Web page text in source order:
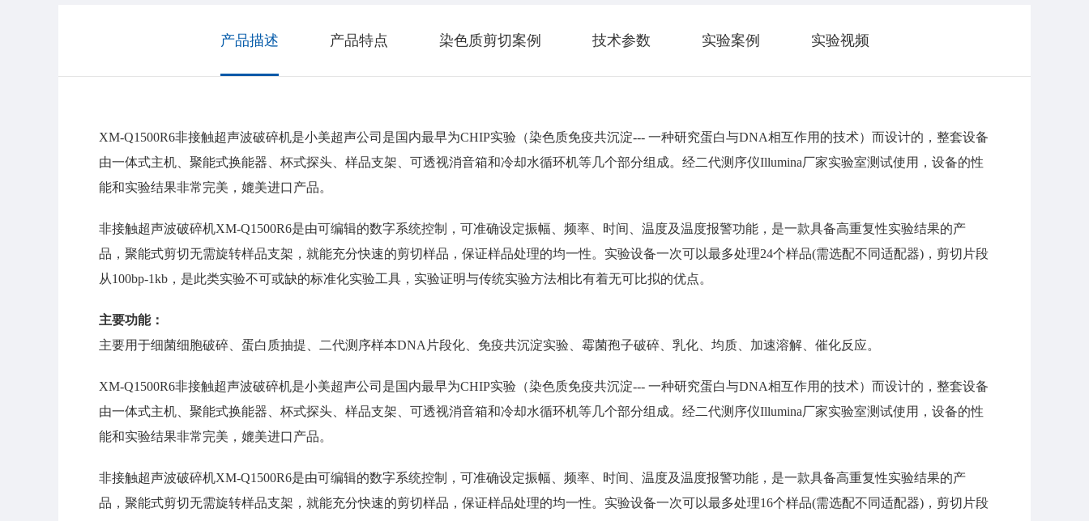
产品描述 产品特点 染色质剪切案例 技术参数 实验案例 实验视频
XM-Q1500R6非接触超声波破碎机是小美超声公司是国内最早为CHIP实验（染色质免疫共沉淀--- 一种研究蛋白与DNA相互作用的技术）而设计的，整套设备
由一体式主机、聚能式换能器、杯式探头、样品支架、可透视消音箱和冷却水循环机等几个部分组成。经二代测序仪Illumina厂家实验室测试使用，设备的性
能和实验结果非常完美，媲美进口产品。
非接触超声波破碎机XM-Q1500R6是由可编辑的数字系统控制，可准确设定振幅、频率、时间、温度及温度报警功能，是一款具备高重复性实验结果的产
品，聚能式剪切无需旋转样品支架，就能充分快速的剪切样品，保证样品处理的均一性。实验设备一次可以最多处理24个样品(需选配不同适配器)，剪切片段
从100bp-1kb，是此类实验不可或缺的标准化实验工具，实验证明与传统实验方法相比有着无可比拟的优点。
主要功能：
主要用于细菌细胞破碎、蛋白质抽提、二代测序样本DNA片段化、免疫共沉淀实验、霉菌孢子破碎、乳化、均质、加速溶解、催化反应。
XM-Q1500R6非接触超声波破碎机是小美超声公司是国内最早为CHIP实验（染色质免疫共沉淀--- 一种研究蛋白与DNA相互作用的技术）而设计的，整套设备
由一体式主机、聚能式换能器、杯式探头、样品支架、可透视消音箱和冷却水循环机等几个部分组成。经二代测序仪Illumina厂家实验室测试使用，设备的性
能和实验结果非常完美，媲美进口产品。
非接触超声波破碎机XM-Q1500R6是由可编辑的数字系统控制，可准确设定振幅、频率、时间、温度及温度报警功能，是一款具备高重复性实验结果的产
品，聚能式剪切无需旋转样品支架，就能充分快速的剪切样品，保证样品处理的均一性。实验设备一次可以最多处理16个样品(需选配不同适配器)，剪切片段